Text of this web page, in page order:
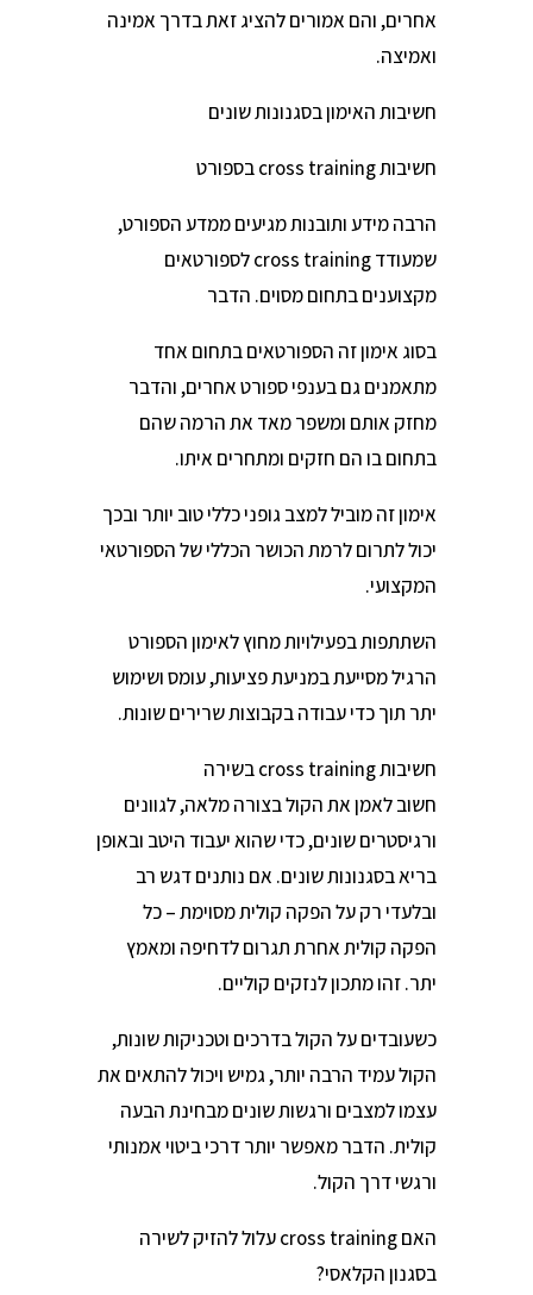
אחרים, והם אמורים להציג זאת בדרך אמינה
ואמיצה.
חשיבות האימון בסגנונות שונים
חשיבות cross training בספורט
הרבה מידע ותובנות מגיעים ממדע הספורט,
שמעודד cross training לספורטאים
מקצוענים בתחום מסוים. הדבר
בסוג אימון זה הספורטאים בתחום אחד
מתאמנים גם בענפי ספורט אחרים, והדבר
מחזק אותם ומשפר מאד את הרמה שהם
בתחום בו הם חזקים ומתחרים איתו.
אימון זה מוביל למצב גופני כללי טוב יותר ובכך
יכול לתרום לרמת הכושר הכללי של הספורטאי
המקצועי.
השתתפות בפעילויות מחוץ לאימון הספורט
הרגיל מסייעת במניעת פציעות, עומס ושימוש
יתר תוך כדי עבודה בקבוצות שרירים שונות.
חשיבות cross training בשירה
חשוב לאמן את הקול בצורה מלאה, לגוונים
ורגיסטרים שונים, כדי שהוא יעבוד היטב ובאופן
בריא בסגנונות שונים. אם נותנים דגש רב
ובלעדי רק על הפקה קולית מסוימת – כל
הפקה קולית אחרת תגרום לדחיפה ומאמץ
יתר. זהו מתכון לנזקים קוליים.
כשעובדים על הקול בדרכים וטכניקות שונות,
הקול עמיד הרבה יותר, גמיש ויכול להתאים את
עצמו למצבים ורגשות שונים מבחינת הבעה
קולית. הדבר מאפשר יותר דרכי ביטוי אמנותי
ורגשי דרך הקול.
האם cross training עלול להזיק לשירה
בסגנון הקלאסי?